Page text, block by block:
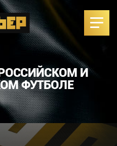
И
ФУТБОЛЕ